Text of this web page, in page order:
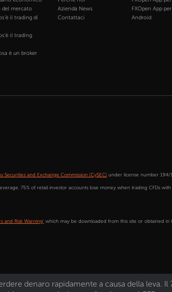
del mercato
il trading di
il trading
è un broker
Azienda News
Contattaci
FXOpen App per
Android
Securities and Exchange Commission (CySEC) under license number 194/
75% of retail investor accounts lose money when trading CFDs
and Risk Warning' which may be downloaded from this site or obtained
denaro rapidamente a causa della leva.